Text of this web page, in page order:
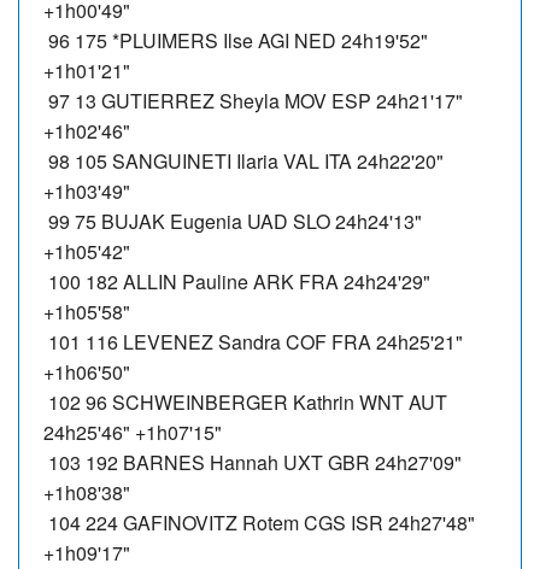
+1h00'49"
96 175 *PLUIMERS Ilse AGI NED 24h19'52"
+1h01'21"
97 13 GUTIERREZ Sheyla MOV ESP 24h21'17"
+1h02'46"
98 105 SANGUINETI Ilaria VAL ITA 24h22'20"
+1h03'49"
99 75 BUJAK Eugenia UAD SLO 24h24'13"
+1h05'42"
100 182 ALLIN Pauline ARK FRA 24h24'29"
+1h05'58"
101 116 LEVENEZ Sandra COF FRA 24h25'21"
+1h06'50"
102 96 SCHWEINBERGER Kathrin WNT AUT
24h25'46" +1h07'15"
103 192 BARNES Hannah UXT GBR 24h27'09"
+1h08'38"
104 224 GAFINOVITZ Rotem CGS ISR 24h27'48"
+1h09'17"